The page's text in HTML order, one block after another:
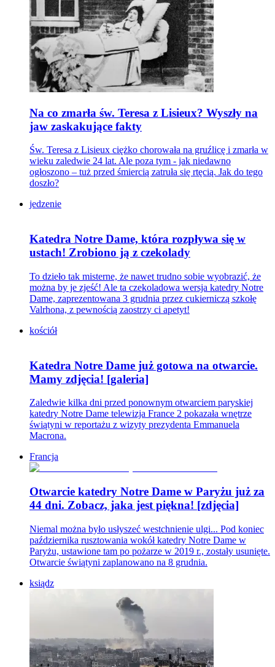
Na co zmarła św. Teresa z Lisieux? Wyszły na
jaw zaskakujące fakty
Św. Teresa z Lisieux ciężko chorowała na gruźlicę i zmarła w
wieku zaledwie 24 lat. Ale poza tym - jak niedawno
ogłoszono – tuż przed śmiercią zatruła się rtęcią. Jak do tego
doszło?
jedzenie
Katedra Notre Dame, która rozpływa się w
ustach! Zrobiono ją z czekolady
To dzieło tak misterne, że nawet trudno sobie wyobrazić, że
można by je zjeść! Ale ta czekoladowa wersja katedry Notre
Dame, zaprezentowana 3 grudnia przez cukierniczą szkołę
Valrhona, z pewnością zaostrzy ci apetyt!
kościół
Katedra Notre Dame już gotowa na otwarcie.
Mamy zdjęcia! [galeria]
Zaledwie kilka dni przed ponownym otwarciem paryskiej
katedry Notre Dame telewizja France 2 pokazała wnętrze
świątyni w reportażu z wizyty prezydenta Emmanuela
Macrona.
Francja
Otwarcie katedry Notre Dame w Paryżu już za
44 dni. Zobacz, jaka jest piękna! [zdjęcia]
Niemal można było usłyszeć westchnienie ulgi... Pod koniec
października rusztowania wokół katedry Notre Dame w
Paryżu, ustawione tam po pożarze w 2019 r., zostały usunięte.
Otwarcie świątyni zaplanowano na 8 grudnia.
ksiądz